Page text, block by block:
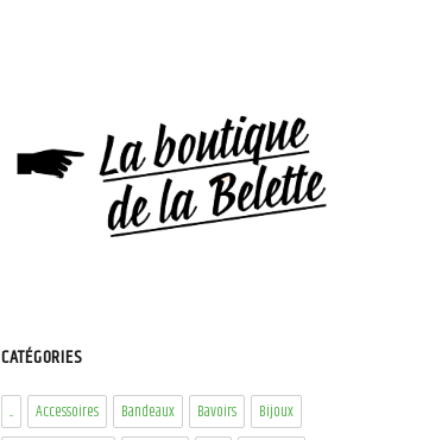
CATÉGORIES
... Accessoires Bandeaux Bavoirs
Bijoux